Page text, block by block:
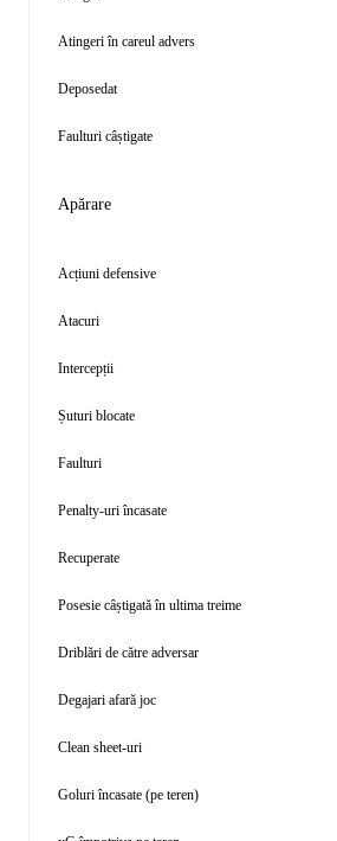
Atingeri în careul advers
Deposedat
Faulturi câștigate
Apărare
Acțiuni defensive
Atacuri
Intercepții
Șuturi blocate
Faulturi
Penalty-uri încasate
Recuperate
Posesie câștigată în ultima treime
Driblări de către adversar
Degajari afară joc
Clean sheet-uri
Goluri încasate (pe teren)